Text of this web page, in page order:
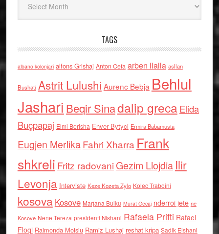
TAGS
albano kolonjari alfons Grishaj Anton Cefa arben llalla asllan
Bushati Astrit Lulushi Aurenc Bebja Behlul
Jashari Beqir Sinadalip grecaElida
Buçpapaj Elmi Berisha Enver Bytyci Ermira Babamusta
Eugjen MerlikaFahri Xharra Frank
shkreli Fritz radovaniGezim Llojdia Ilir
Levonja Interviste Keze Kozeta Zylo Kolec Traboini
kosova Kosove Marjana Bulku Murat Gecaj nderroi jete ne
Kosove Nene Tereza presidenti Nishani Rafaela Prifti Rafael
Floqi Raimonda Moisiu Ramiz Lushaj reshat kripa Sadik Elshani